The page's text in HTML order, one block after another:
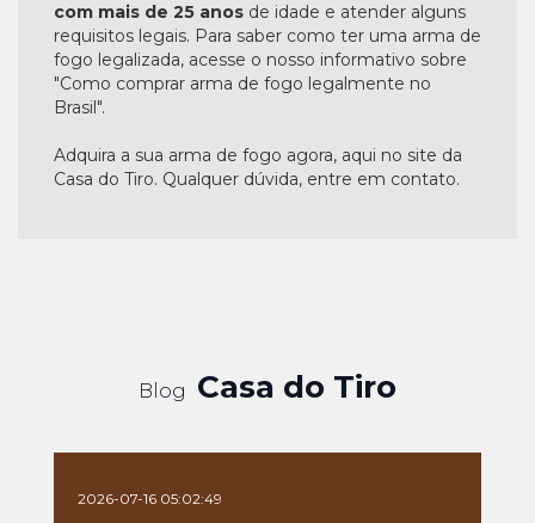
com mais de 25 anos de idade e atender alguns
requisitos legais. Para saber como ter uma arma de
fogo legalizada, acesse o nosso informativo sobre
"Como comprar arma de fogo legalmente no
Brasil".
Adquira a sua arma de fogo agora, aqui no site da
Casa do Tiro. Qualquer dúvida, entre em contato.
Blog Casa do Tiro
2026-07-16 05:02:49